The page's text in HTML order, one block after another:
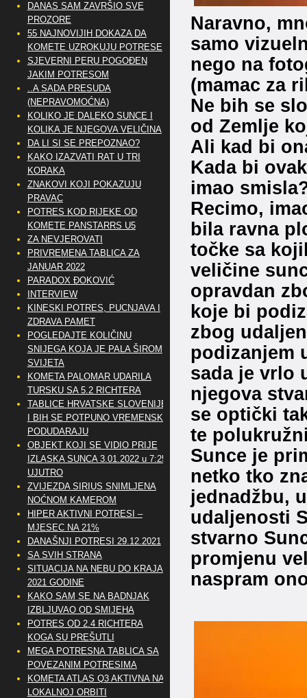
Naravno,
samo
nego na
(mamac za
Ne bih se
od Zemlje
Ali kad bi
Kada bi
imao
Recimo,
bila ravna
točke sa
veličine
opravdan
koje bi
zbog
podizanjem
sada je vrlo
njegova
se optički
te
Sunce je
netko tko
jednadžbu,
udaljenosti
stvarno
promjenu
naspram
DANAS SAM ZAVRŠIO SVE
PROZORE
55 NAJNOVIJIH DOKAZA DA
KOMETE UZROKUJU POTRESE
SJEVERNI PERU POGOĐEN
JAKIM POTRESOM
..A SADA PRESUDA
(NEPRAVOMOĆNA)
KOLIKO JE DALEKO SUNCE I
KOLIKA JE NJEGOVA VELIČINA
DA LI SI SE PREPOZNAO?
KAKO IZAZVATI RAT U TRI
KORAKA
ZNAKOVI KOJI POKAZUJU
PRAVAC
POTRES KOD RIJEKE OD
KOMETE PANSTARRS U5
ZA NEVJEROVATI
PRIVREMENA TABLICA ZA
JANUAR 2022
PARADOX ĐOKOVIĆ
INTERVIEW
KINESKI POTRES, PUCNJAVA I
ZDRAVA PAMET
POGLEDAJTE KOLIČINU
SNIJEGA KOJA JE PALA ŠIROM
SVIJETA
KOMETA PALOMAR UDARILA
TURSKU SA 5.2 RICHTERA
TABLICE HRVATSKE SLOVENIJE
I BIH SE POTPUNO VREMENSKI
PODUDARAJU
OBJEKT KOJI SE VIDIO PRIJE
IZLASKA SUNCA 3.01.2022 u 7:25
UJUTRO
ZVIJEZDA SIRIUS SNIMLJENA
NOĆNOM KAMEROM
HIPER AKTIVNI POTRESI –
MJESEC NA 21%
DANAŠNJI POTRESI 29.12.2021
SA SVIH STRANA
SITUACIJA NA NEBU DO KRAJA
2021 GODINE
KAKO SAM SE NA BADNJAK
IZBLJUVAO OD SMIJEHA
POTRES OD 2.4 RICHTERA
KOGA SU PREŠUTLI
MEGA POTRESNA TABLICA SA
POVEZANIM POTRESIMA
KOMETA ATLAS Q3 AKTIVNA NA
LOKALNOJ ORBITI